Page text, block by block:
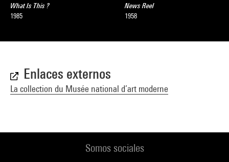
What Is This ?
1985
News Reel
1958
Enlaces externos
La collection du Musée national d’art moderne
Somos sociales